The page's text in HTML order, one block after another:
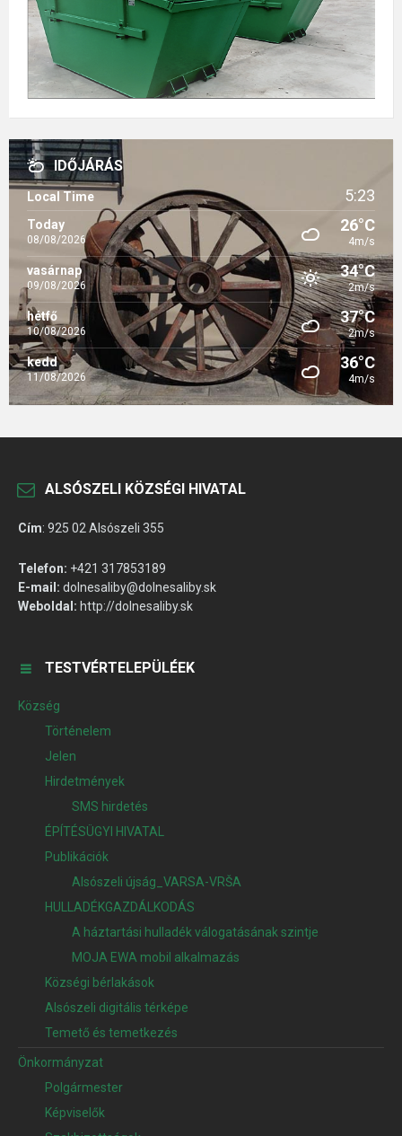
IDŐJÁRÁS
Local Time 5:23
Today
08/08/2026
26°C
4m/s
vasárnap
09/08/2026
34°C
2m/s
hétfő
10/08/2026
37°C
2m/s
kedd
11/08/2026
36°C
4m/s
ALSÓSZELI KÖZSÉGI HIVATAL
Cím: 925 02 Alsószeli 355
Telefon: +421 317853189
E-mail: dolnesaliby@dolnesaliby.sk
Weboldal: http://dolnesaliby.sk
TESTVÉRTELEPÜLÉEK
Község
Történelem
Jelen
Hirdetmények
SMS hirdetés
ÉPÍTÉSÜGYI HIVATAL
Publikációk
Alsószeli újság_VARSA-VRŠA
HULLADÉKGAZDÁLKODÁS
A háztartási hulladék válogatásának szintje
MOJA EWA mobil alkalmazás
Községi bérlakások
Alsószeli digitális térképe
Temető és temetkezés
Önkormányzat
Polgármester
Képviselők